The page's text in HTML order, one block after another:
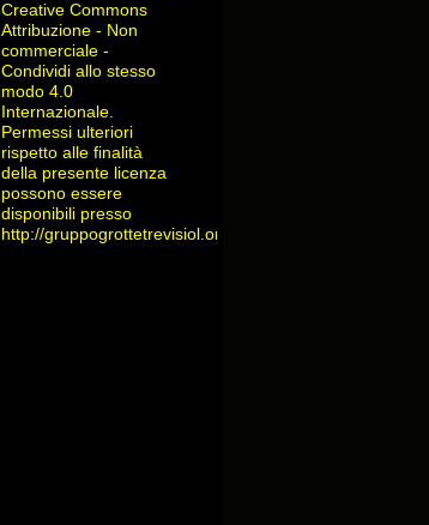
Creative Commons
Attribuzione - Non
commerciale -
Condividi allo stesso
modo 4.0
Internazionale.
Permessi ulteriori
rispetto alle finalità
della presente licenza
possono essere
disponibili presso
http://gruppogrottetrevisiol.org/contatti/